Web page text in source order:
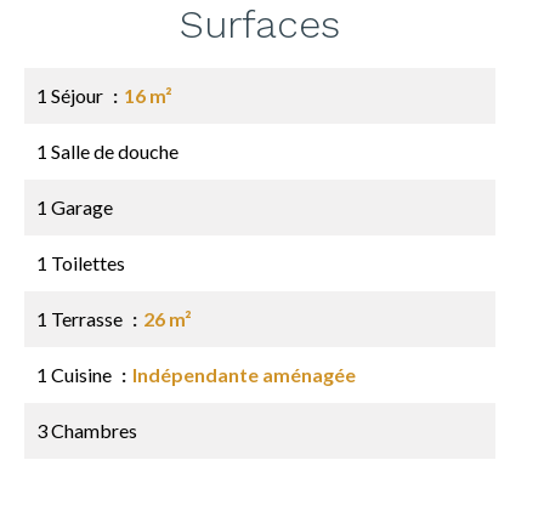
Surfaces
1 Séjour 16 m²
1 Salle de douche
1 Garage
1 Toilettes
1 Terrasse 26 m²
1 Cuisine Indépendante aménagée
3 Chambres